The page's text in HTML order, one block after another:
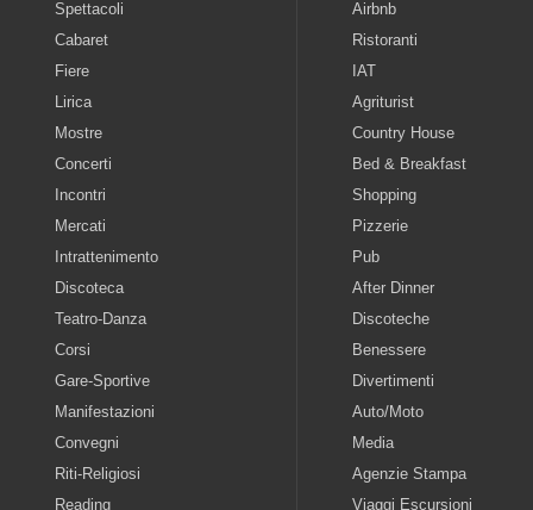
Spettacoli
Cabaret
Fiere
Lirica
Mostre
Concerti
Incontri
Mercati
Intrattenimento
Discoteca
Teatro-Danza
Corsi
Gare-Sportive
Manifestazioni
Convegni
Riti-Religiosi
Reading
Airbnb
Ristoranti
IAT
Agriturist
Country House
Bed & Breakfast
Shopping
Pizzerie
Pub
After Dinner
Discoteche
Benessere
Divertimenti
Auto/Moto
Media
Agenzie Stampa
Viaggi Escursioni